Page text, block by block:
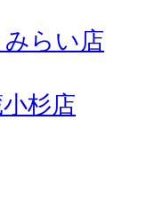
らい店
杉店